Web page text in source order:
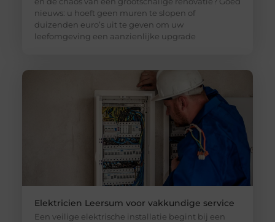
nieuws: u hoeft geen muren te slopen of
duizenden euro’s uit te geven om uw
leefomgeving een aanzienlijke upgrade
Elektricien Leersum voor vakkundige service
Een veilige elektrische installatie begint bij een